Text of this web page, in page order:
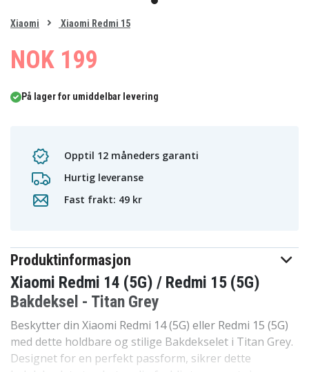
item
of
Xiaomi Xiaomi Redmi 15
NOK 199
På lager for umiddelbar levering
Opptil 12 måneders garanti
Hurtig leveranse
Fast frakt: 49 kr
Produktinformasjon
Xiaomi Redmi 14 (5G) / Redmi 15 (5G)
Bakdeksel - Titan Grey
Beskytter din Xiaomi Redmi 14 (5G) eller Redmi 15 (5G)
med dette holdbare og stilige Bakdekselet i Titan Grey.
Designet for en perfekt passform, sikrer dette